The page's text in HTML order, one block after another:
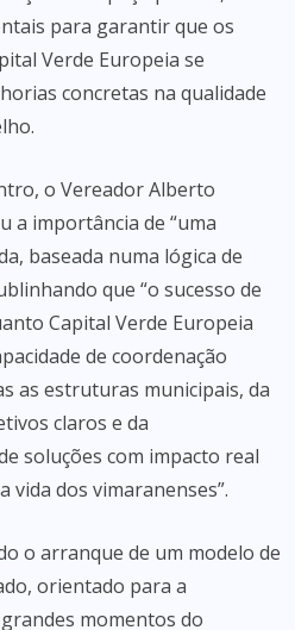
para garantir que os
Verde Europeia se
concretas na qualidade
o Vereador Alberto
a importância de “uma
baseada numa lógica de
que “o sucesso de
Capital Verde Europeia
de coordenação
as estruturas municipais, da
claros e da
soluções com impacto real
dos vimaranenses”.
o arranque de um modelo de
orientado para a
momentos do